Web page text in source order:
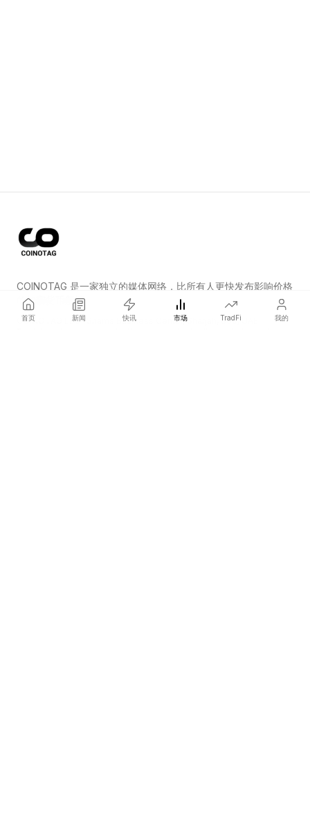
首页 新闻 快讯 市场 TradFi 我的
COINOTAG 是一家独立的媒体网络，比所有人更快发布影响价格
的加密货币新闻。
COINOTAG LLC · Shams Business Center, Sharjah, 839, UAE